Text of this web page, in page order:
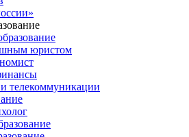
юристом
телекоммуникации